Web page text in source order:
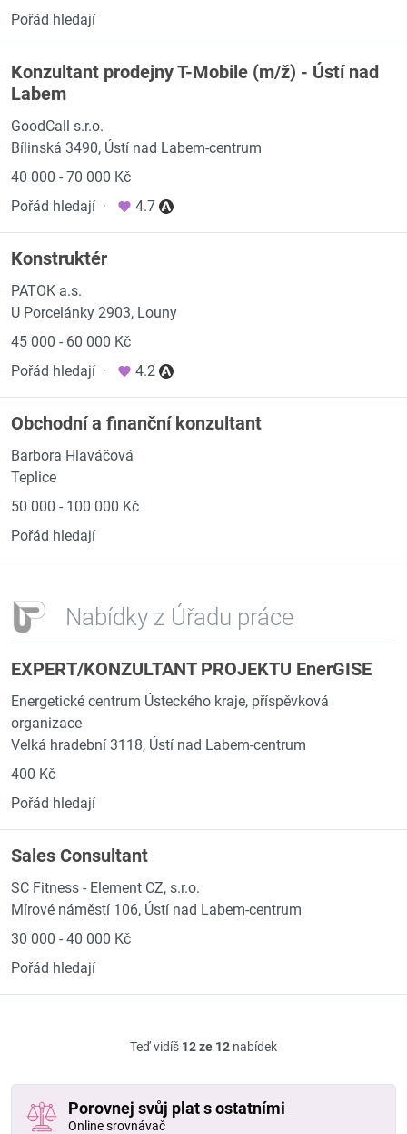
Pořád hledají
Konzultant prodejny T-Mobile (m/ž) - Ústí nad
Labem
GoodCall s.r.o.
Bílinská 3490, Ústí nad Labem-centrum
40 000 - 70 000 Kč
Pořád hledají · 4.7
Konstruktér
PATOK a.s.
U Porcelánky 2903, Louny
45 000 - 60 000 Kč
Pořád hledají · 4.2
Obchodní a finanční konzultant
Barbora Hlaváčová
Teplice
50 000 - 100 000 Kč
Pořád hledají
Nabídky z Úřadu práce
EXPERT/KONZULTANT PROJEKTU EnerGISE
Energetické centrum Ústeckého kraje, příspěvková
organizace
Velká hradební 3118, Ústí nad Labem-centrum
400 Kč
Pořád hledají
Sales Consultant
SC Fitness - Element CZ, s.r.o.
Mírové náměstí 106, Ústí nad Labem-centrum
30 000 - 40 000 Kč
Pořád hledají
Teď vidíš 12 ze 12 nabídek
Porovnej svůj plat s ostatními
Online srovnávač